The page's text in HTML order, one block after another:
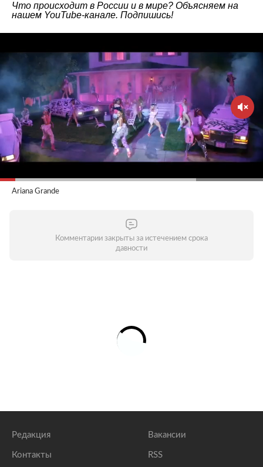
Что происходит в России и в мире? Объясняем на
нашем YouTube-канале. Подпишись!
Ariana Grande
Комментарии закрыты за истечением срока
давности
Редакция
Контакты
Вакансии
RSS